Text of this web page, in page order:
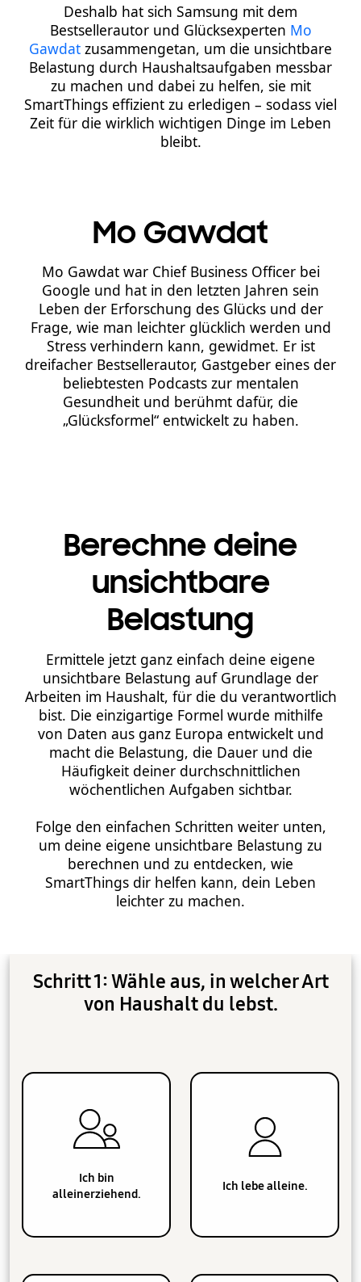
Deshalb hat sich Samsung mit dem
Bestsellerautor und Glücksexperten Mo
Gawdat zusammengetan, um die unsichtbare
Belastung durch Haushaltsaufgaben messbar
zu machen und dabei zu helfen, sie mit
SmartThings effizient zu erledigen – sodass viel
Zeit für die wirklich wichtigen Dinge im Leben
bleibt.
Mo Gawdat
Mo Gawdat war Chief Business Officer bei
Google und hat in den letzten Jahren sein
Leben der Erforschung des Glücks und der
Frage, wie man leichter glücklich werden und
Stress verhindern kann, gewidmet. Er ist
dreifacher Bestsellerautor, Gastgeber eines der
beliebtesten Podcasts zur mentalen
Gesundheit und berühmt dafür, die
„Glücksformel“ entwickelt zu haben.
Berechne deine
unsichtbare
Belastung
Ermittele jetzt ganz einfach deine eigene
unsichtbare Belastung auf Grundlage der
Arbeiten im Haushalt, für die du verantwortlich
bist. Die einzigartige Formel wurde mithilfe
von Daten aus ganz Europa entwickelt und
macht die Belastung, die Dauer und die
Häufigkeit deiner durchschnittlichen
wöchentlichen Aufgaben sichtbar.
Folge den einfachen Schritten weiter unten,
um deine eigene unsichtbare Belastung zu
berechnen und zu entdecken, wie
SmartThings dir helfen kann, dein Leben
leichter zu machen.
Schritt 1: Wähle aus, in welcher Art
von Haushalt du lebst.
Ich bin
alleinerziehend.
Ich lebe alleine.